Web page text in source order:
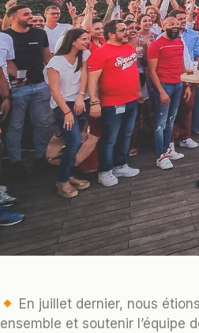
En juillet dernier, nous
ensemble et soutenir l’équipe